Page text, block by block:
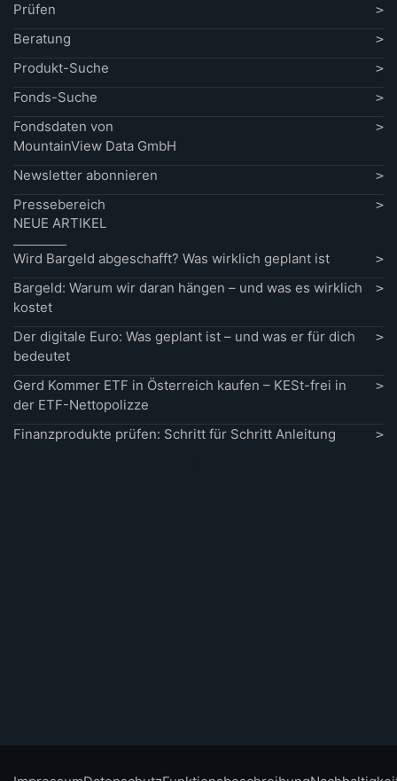
Prüfen
Beratung
Produkt-Suche
Fonds-Suche
Fondsdaten von
MountainView Data GmbH
Newsletter abonnieren
Pressebereich
NEUE ARTIKEL
Wird Bargeld abgeschafft? Was wirklich geplant ist
Bargeld: Warum wir daran hängen – und was es wirklich
kostet
Der digitale Euro: Was geplant ist – und was er für dich
bedeutet
Gerd Kommer ETF in Österreich kaufen – KESt-frei in
der ETF-Nettopolizze
Finanzprodukte prüfen: Schritt für Schritt Anleitung